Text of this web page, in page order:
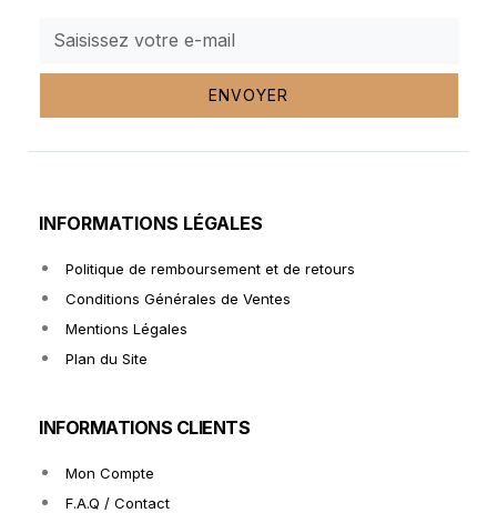
ENVOYER
INFORMATIONS LÉGALES
Politique de remboursement et de retours
Conditions Générales de Ventes
Mentions Légales
Plan du Site
INFORMATIONS CLIENTS
Mon Compte
F.A.Q / Contact